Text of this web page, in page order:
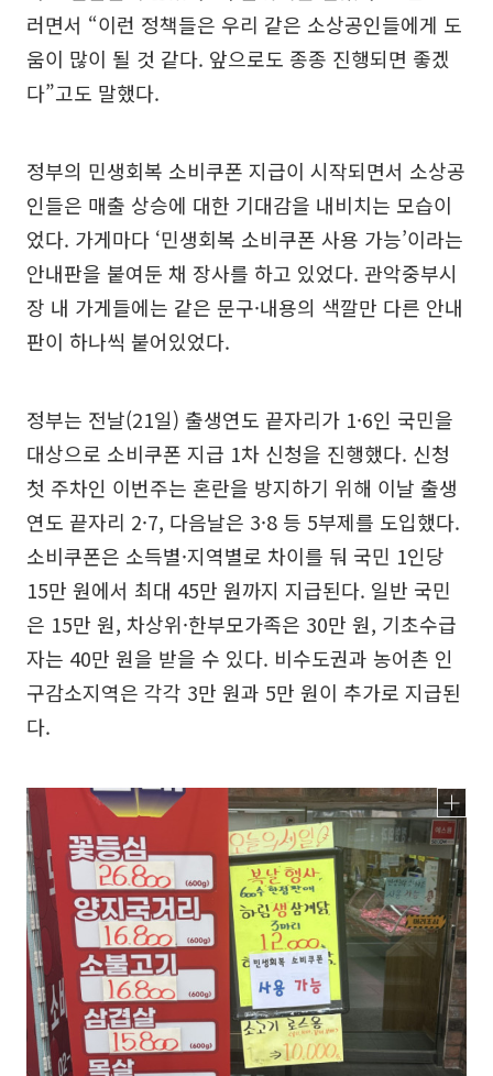
러면서 “이런 정책들은 우리 같은 소상공인들에게 도
움이 많이 될 것 같다. 앞으로도 종종 진행되면 좋겠
다”고도 말했다.
정부의 민생회복 소비쿠폰 지급이 시작되면서 소상공
인들은 매출 상승에 대한 기대감을 내비치는 모습이
었다. 가게마다 ‘민생회복 소비쿠폰 사용 가능’이라는
안내판을 붙여둔 채 장사를 하고 있었다. 관악중부시
장 내 가게들에는 같은 문구·내용의 색깔만 다른 안내
판이 하나씩 붙어있었다.
정부는 전날(21일) 출생연도 끝자리가 1·6인 국민을
대상으로 소비쿠폰 지급 1차 신청을 진행했다. 신청
첫 주차인 이번주는 혼란을 방지하기 위해 이날 출생
연도 끝자리 2·7, 다음날은 3·8 등 5부제를 도입했다.
소비쿠폰은 소득별·지역별로 차이를 둬 국민 1인당
15만 원에서 최대 45만 원까지 지급된다. 일반 국민
은 15만 원, 차상위·한부모가족은 30만 원, 기초수급
자는 40만 원을 받을 수 있다. 비수도권과 농어촌 인
구감소지역은 각각 3만 원과 5만 원이 추가로 지급된
다.